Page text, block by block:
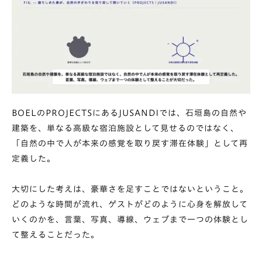
BOELのPROJECTSにあるJUSANDIでは、石垣島の自然や
建築を、単なる高級な宿泊施設として見せるのではなく、
「自然の中で人が本来の感覚を取り戻す滞在体験」として再
定義した。
大切にした考えは、豪華さを足すことではないということ。
どのような時間が流れ、ゲストがどのように心身を解放して
いくのかを、言葉、写真、導線、ウェブまで一つの体験とし
て整えることだった。